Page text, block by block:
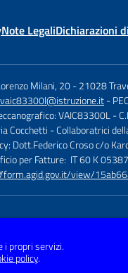
Note LegaliDichiarazioni
Milani, 20 -21028
vaic83300l@istruzione.it-
VAIC83300L-
Cocchetti - Collaboratrici
Dott.Federico Croso c/o
per Fatture: IT 60 K
form.agid.gov.it/view/
i propri servizi.
policy.